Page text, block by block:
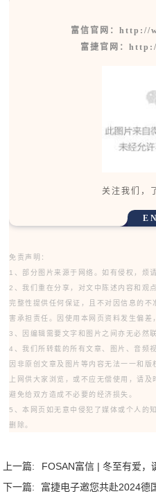
富信官网：http://
富捷官网：
关注我们，
免责声明：
1、部分图片来源于网络。如有侵权，烦
2、我们重在分享，对文中陈述内容和观
完整性提供任何保证，且不对因信息的
害承担责任。因使用本网页资料发生偏差
3、因编辑需要文字和图片之间亦无必然
4、我们所转载的所有文章、图片、音频
因非原创文章及图片等内容无法一一和
上网供大家浏览，或不应无偿使用，请
避免给双方造成不必要的经济损失。
5、本网页如无意中侵犯了媒体或个人的
删除。
上一篇:
FOSAN富信 | 冬至有爱，
下一篇:
富捷电子邀您共赴2024德